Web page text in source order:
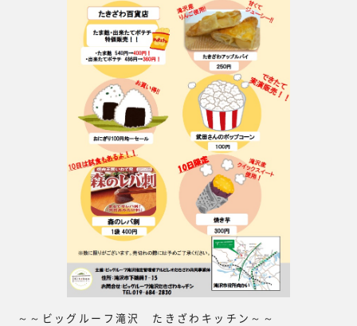
～～ビッグルーフ滝沢 たきざわキッチン～～